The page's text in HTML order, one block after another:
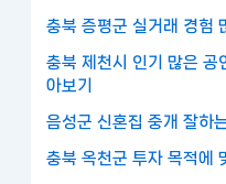
충북 증평군 실거래 경험
충북 제천시 인기 많은 공
아보기
음성군 신혼집 중개 잘하
충북 옥천군 투자 목적에